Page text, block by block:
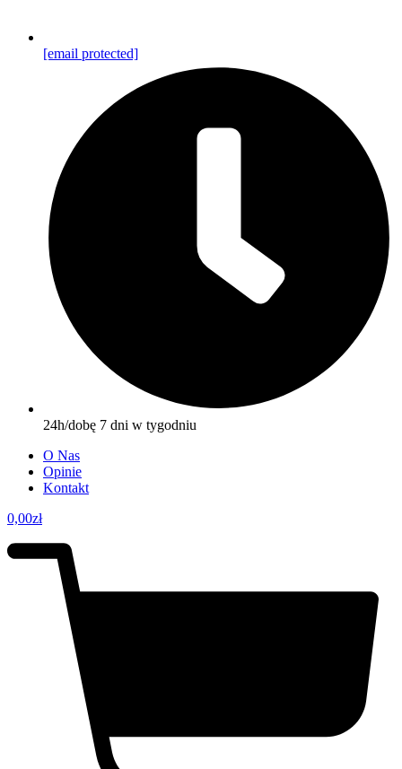
[email protected]
24h/dobę 7 dni w tygodniu
O Nas
Opinie
Kontakt
0,00zł